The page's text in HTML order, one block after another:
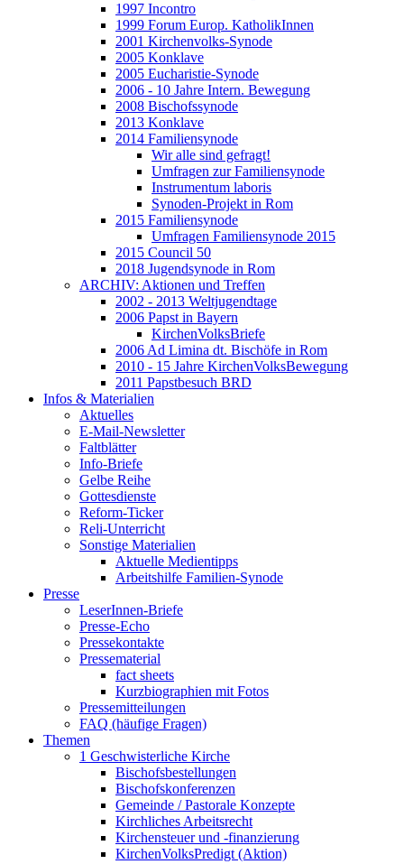
1997 Incontro
1999 Forum Europ. KatholikInnen
2001 Kirchenvolks-Synode
2005 Konklave
2005 Eucharistie-Synode
2006 - 10 Jahre Intern. Bewegung
2008 Bischofssynode
2013 Konklave
2014 Familiensynode
Wir alle sind gefragt!
Umfragen zur Familiensynode
Instrumentum laboris
Synoden-Projekt in Rom
2015 Familiensynode
Umfragen Familiensynode 2015
2015 Council 50
2018 Jugendsynode in Rom
ARCHIV: Aktionen und Treffen
2002 - 2013 Weltjugendtage
2006 Papst in Bayern
KirchenVolksBriefe
2006 Ad Limina dt. Bischöfe in Rom
2010 - 15 Jahre KirchenVolksBewegung
2011 Papstbesuch BRD
Infos & Materialien
Aktuelles
E-Mail-Newsletter
Faltblätter
Info-Briefe
Gelbe Reihe
Gottesdienste
Reform-Ticker
Reli-Unterricht
Sonstige Materialien
Aktuelle Medientipps
Arbeitshilfe Familien-Synode
Presse
LeserInnen-Briefe
Presse-Echo
Pressekontakte
Pressematerial
fact sheets
Kurzbiographien mit Fotos
Pressemitteilungen
FAQ (häufige Fragen)
Themen
1 Geschwisterliche Kirche
Bischofsbestellungen
Bischofskonferenzen
Gemeinde / Pastorale Konzepte
Kirchliches Arbeitsrecht
Kirchensteuer und -finanzierung
KirchenVolksPredigt (Aktion)